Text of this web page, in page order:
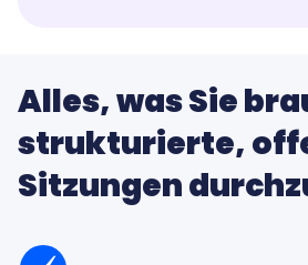
Alles, was Sie
strukturierte,
Sitzungen